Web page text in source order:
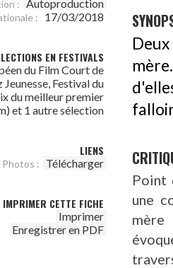
: Autoproduction
: 17/03/2018
EN FESTIVALS
du Film Court de
Festival du
du meilleur premier
et 1 autre sélection
LIENS
Photos : Télécharger
IMPRIMER CETTE FICHE
Imprimer
Enregistrer en PDF
Point
une
mère